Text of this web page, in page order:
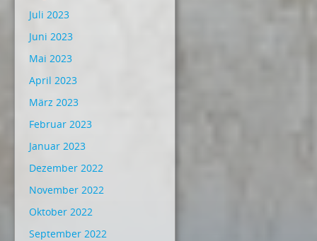
Juli 2023
Juni 2023
Mai 2023
April 2023
März 2023
Februar 2023
Januar 2023
Dezember 2022
November 2022
Oktober 2022
September 2022